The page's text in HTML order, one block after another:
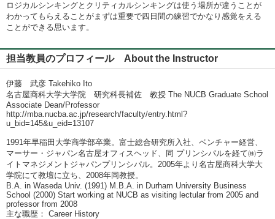
ロジカルシンキングとクリティカルシンキングは使う場所が違うことが
わかってもらえることがまずは重要で四日間の練習でかなり感覚をえる
ことができる思います。
担当教員のプロフィール About the Instructor
伊藤 武彦 Takehiko Ito
名古屋商科大学大学院 研究科長補佐 教授 The NUCB Graduate School
Associate Dean/Professor
http://mba.nucba.ac.jp/research/faculty/entry.html?
u_bid=145&u_eid=13107
1991年早稲田大学商学部卒業。富士総合研究所入社、ベンチャー経営、
マーサー・ジャパン名古屋オフィスヘッド、同 プリンシパルを経て㈱ラ
イトマネジメントジャパンプリンシパル。2005年より名古屋商科大学大
学院にて教壇に立ち、2008年同教授。
B.A. in Waseda Univ. (1991) M.B.A. in Durham University Business
School (2000) Start working at NUCB as visiting lectular from 2005 and
professor from 2008
主な職歴： Career History